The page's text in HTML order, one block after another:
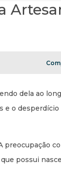
dela ao
e o
que possui